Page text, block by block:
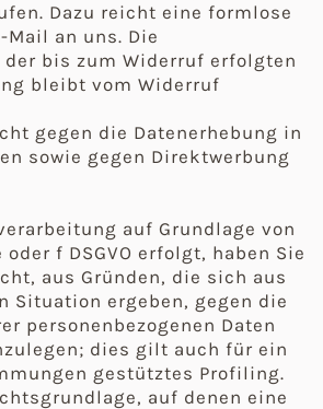
Dazu reicht eine formlose
an uns. Die
bis zum Widerruf erfolgten
bleibt vom Widerruf
gegen die Datenerhebung in
sowie gegen Direktwerbung
auf Grundlage von
oder f DSGVO erfolgt, haben Sie
aus Gründen, die sich aus
Situation ergeben, gegen die
personenbezogenen Daten
dies gilt auch für ein
gestütztes Profiling.
auf denen eine